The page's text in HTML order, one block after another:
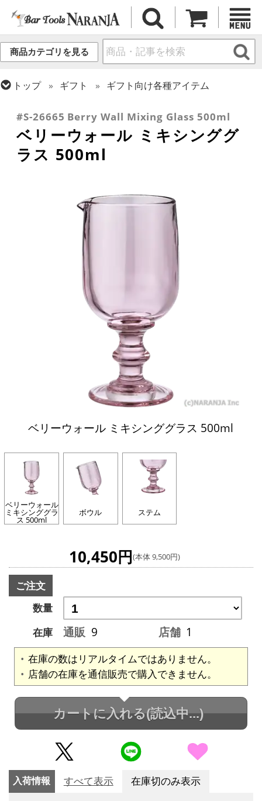
商品カテゴリを見る
トップ ギフト
ギフト向け各種アイテム
#S-26665 Berry Wall Mixing Glass 500ml
ベリーウォール ミキシンググ
ラス 500ml
ベリーウォール ミキシンググラス 500ml
ベリーウォール
ミキシンググラ
ス 500ml
ボウル ステム
10,450円(本体 9,500円)
ご注文
数量
在庫
通販 9 店舗 1
在庫の数はリアルタイムではありません。
店舗の在庫を通信販売で購入できません。
カートに入れる(読込中...)
入荷情報 すべて表示 在庫切のみ表示